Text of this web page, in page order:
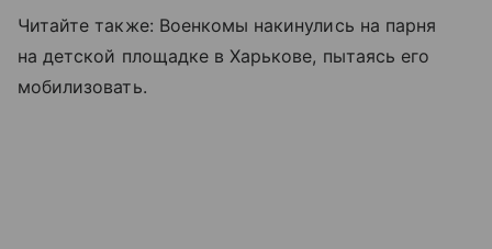
Читайте также: Военкомы накинулись на парня
на детской площадке в Харькове, пытаясь его
мобилизовать.